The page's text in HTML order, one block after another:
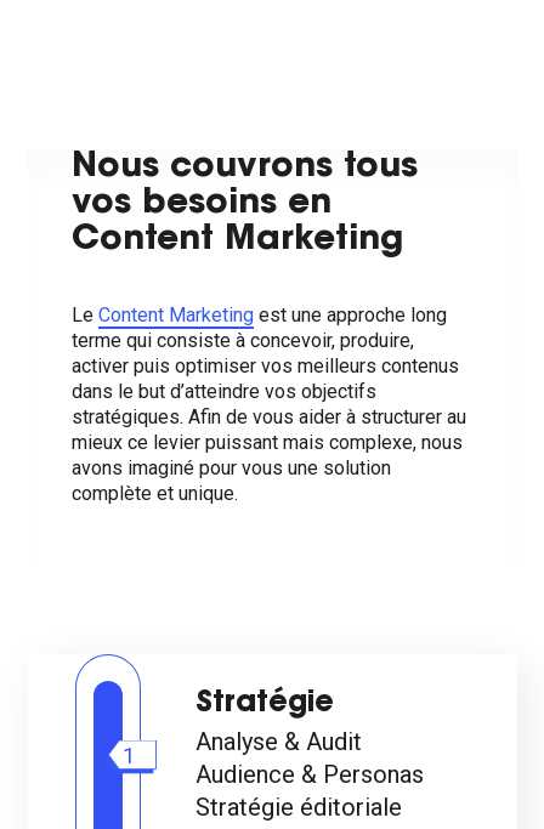
Nous couvrons tous
vos besoins en
Content Marketing
Le Content Marketingest une approche long
terme qui consiste à concevoir, produire,
activer puis optimiser vos meilleurs contenus
dans le but d’atteindre vos objectifs
stratégiques. Afin de vous aider à structurer au
mieux ce levier puissant mais complexe, nous
avons imaginé pour vous une solution
complète et unique.
Stratégie
Analyse & Audit
Audience & Personas
Stratégie éditoriale
1